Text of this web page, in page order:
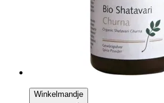
Winkelmandje